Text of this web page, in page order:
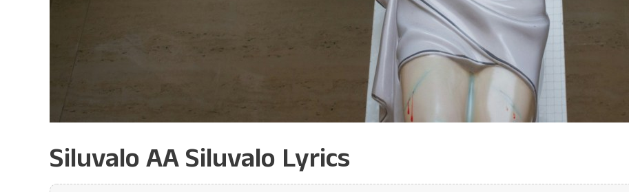
Siluvalo AA Siluvalo Lyrics